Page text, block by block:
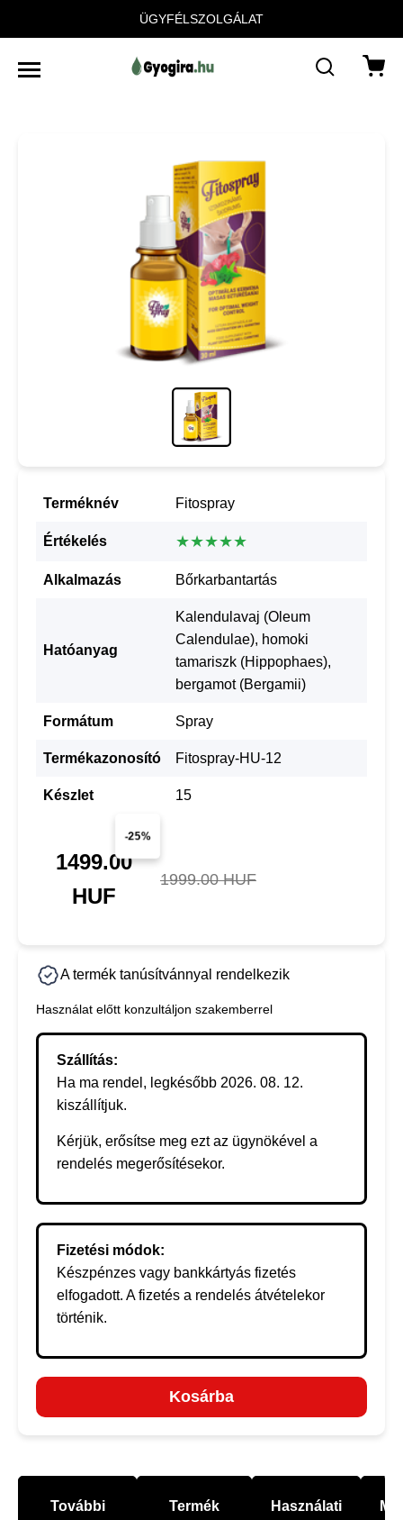
ÜGYFÉLSZOLGÁLAT
Terméknév Fitospray
Értékelés ★★★★★
Alkalmazás Bőrkarbantartás
Hatóanyag
Kalendulavaj (Oleum
Calendulae), homoki
tamariszk (Hippophaes),
bergamot (Bergamii)
Formátum Spray
Termékazonosító Fitospray-HU-12
Készlet 15
-25%
1499.00
HUF
1999.00 HUF
A termék tanúsítvánnyal rendelkezik
Használat előtt konzultáljon szakemberrel
Szállítás:
Ha ma rendel, legkésőbb 2026. 08. 12.
kiszállítjuk.
Kérjük, erősítse meg ezt az ügynökével a
rendelés megerősítésekor.
Fizetési módok:
Készpénzes vagy bankkártyás fizetés
elfogadott. A fizetés a rendelés átvételekor
történik.
Kosárba
További
Termék
Használati